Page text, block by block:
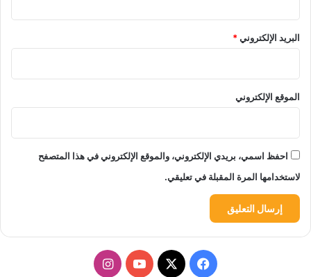
البريد الإلكتروني*
الموقع الإلكتروني
احفظ اسمي، بريدي الإلكتروني، والموقع الإلكتروني في هذا المتصفح
لاستخدامها المرة المقبلة في تعليقي.
فيسبوك
‫X
‫YouTubeانستقرام